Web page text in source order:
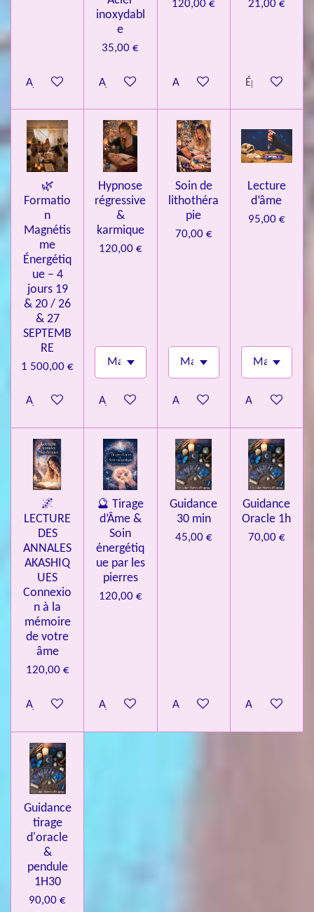
é
t
l
e
s
Ajouter au panier
inoxydabl
e
35,00 €
Ajouter au panier
120,00 €
Ajouter au panier
21,00 €
Épuisé
🌿
Formatio
n
Magnétis
me
Énergétiq
ue – 4
jours 19
& 20 / 26
& 27
SEPTEMB
RE
1 500,00 €
Ajouter au panier
Hypnose
régressive
&
karmique
120,00 €
Ajouter au panier
Soin de
lithothéra
pie
70,00 €
Ajouter au panier
Lecture
d’âme
95,00 €
Ajouter au
🌌
LECTURE
DES
ANNALES
AKASHIQ
UES
Connexio
n à la
mémoire
de votre
âme
120,00 €
Ajouter au panier
🔮 Tirage
d’Âme &
Soin
énergétiq
ue par les
pierres
120,00 €
Ajouter au panier
Guidance
30 min
45,00 €
Ajouter au panier
Guidance
Oracle 1h
70,00 €
Ajouter au
Guidance
tirage
d'oracle
&
pendule
1H30
90,00 €